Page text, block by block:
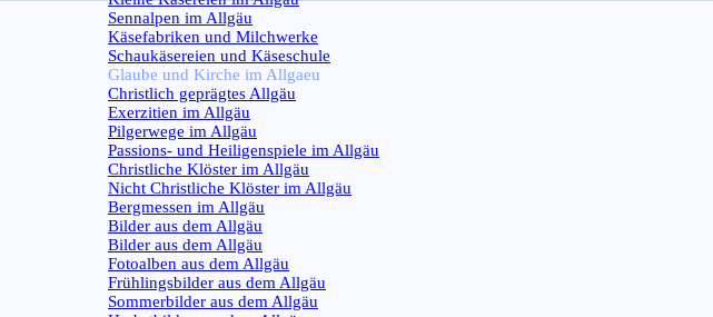
Sennalpen im Allgäu
Käsefabriken und Milchwerke
Schaukäsereien und Käseschule
Glaube und Kirche im Allgaeu
Christlich geprägtes Allgäu
Exerzitien im Allgäu
Pilgerwege im Allgäu
Passions- und Heiligenspiele im Allgäu
Christliche Klöster im Allgäu
Nicht Christliche Klöster im Allgäu
Bergmessen im Allgäu
Bilder aus dem Allgäu
Bilder aus dem Allgäu
Fotoalben aus dem Allgäu
Frühlingsbilder aus dem Allgäu
Sommerbilder aus dem Allgäu